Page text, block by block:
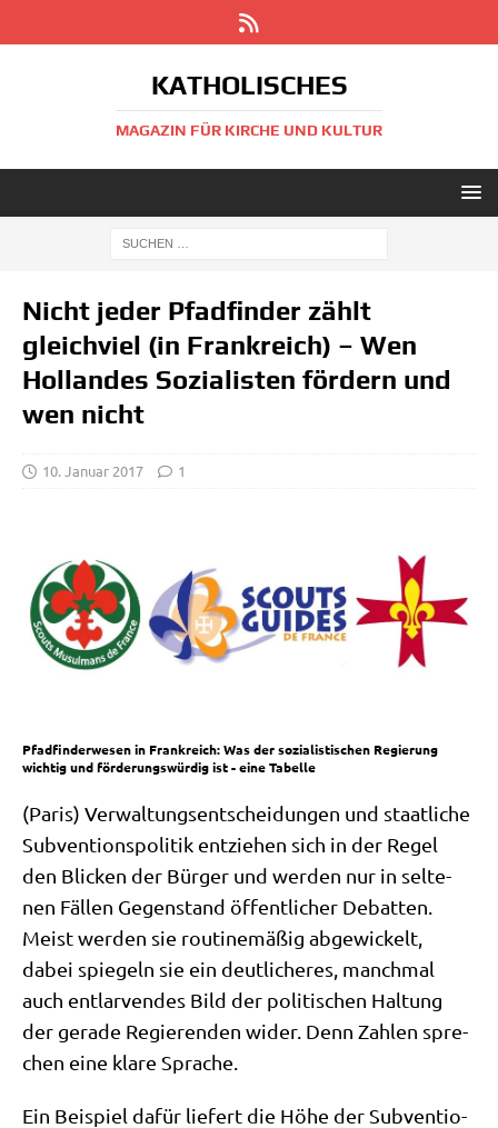
KATHOLISCHES
MAGAZIN FÜR KIRCHE UND KULTUR
Nicht jeder Pfadfinder zählt
gleichviel (in Frankreich) – Wen
Hollandes Sozialisten fördern und
wen nicht
10. Januar 2017 1
Pfadfinderwesen in Frankreich: Was der sozialistischen Regierung
wichtig und förderungswürdig ist - eine Tabelle
(Paris) Ver­wal­tungs­ent­schei­dun­gen und staat­li­che
Sub­ven­ti­ons­po­li­tik ent­zie­hen sich in der Regel
den Blicken der Bür­ger und wer­den nur in sel­te­
nen Fäl­len Gegen­stand öffent­li­cher Debat­ten.
Meist wer­den sie rou­ti­ne­mä­ßig abge­wickelt,
dabei spie­geln sie ein deut­li­che­res, manch­mal
auch ent­lar­ven­des Bild der poli­ti­schen Hal­tung
der gera­de Regie­ren­den wider. Denn Zah­len spre­
chen eine kla­re Sprache.
Ein Bei­spiel dafür lie­fert die Höhe der Sub­ven­tio­